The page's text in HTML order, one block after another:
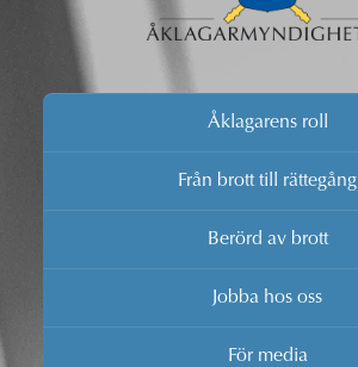
Åklagarens roll
Från brott till rättegång
Berörd av brott
Jobba hos oss
För media